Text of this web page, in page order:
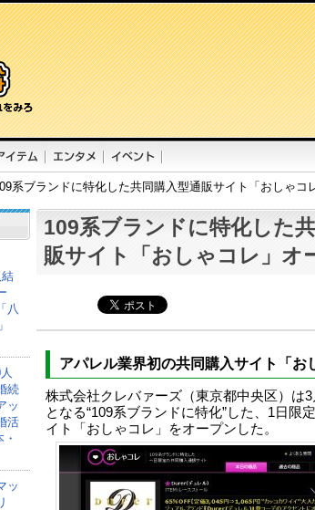
系ブランドに特化した共同購入型通販サイト「おしゃコ
結
八
続
ッ
活
ッ
109系ブランドに特化した
販サイト「おしゃコレ」オ
アパレル業界初の共同購入サイト「お
株式会社クレバァーズ（東京都中央区）は
となる“109系ブランドに特化”した、1日限
イト「おしゃコレ」をオープンした。